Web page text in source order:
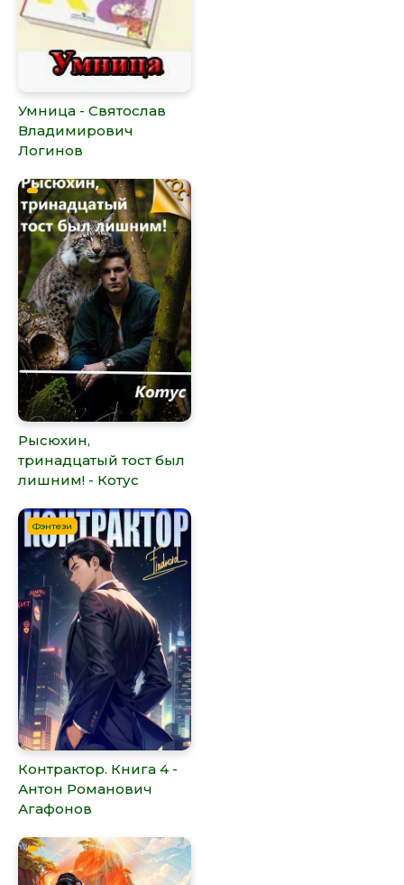
Умница - Святослав
Владимирович
Логинов
Рысюхин,
тринадцатый тост был
лишним! - Котус
Фэнтези
Контрактор. Книга 4 -
Антон Романович
Агафонов